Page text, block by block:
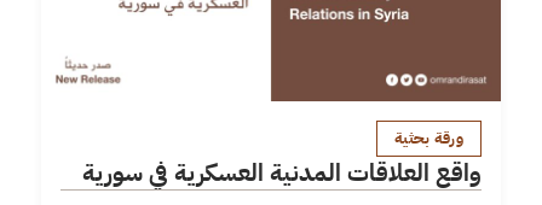
ورقة بحثية
واقع العلاقات المدنية العسكرية في سورية